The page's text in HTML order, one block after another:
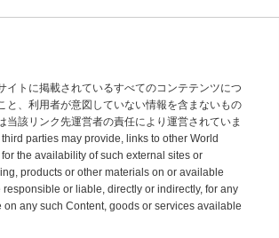
トに掲載されているすべてのコンテテンツにつ
、利用者が意図していない情報を含まないもの
該リンク先運営者の責任により運営されていま
parties may provide, links to other World
the availability of such external sites or
products or other materials on or available
or liable, directly or indirectly, for any
any such Content, goods or services available